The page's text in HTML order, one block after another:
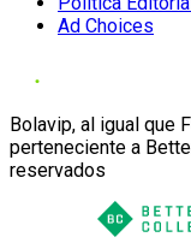
Ad Choices
Bolavip, al igual que
perteneciente a
reservados